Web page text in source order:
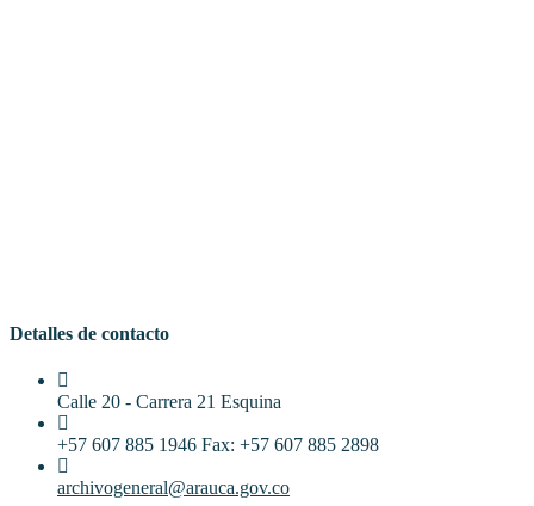
Detalles de contacto
Calle 20 - Carrera 21 Esquina
+57 607 885 1946 Fax: +57 607 885 2898
archivogeneral@arauca.gov.co